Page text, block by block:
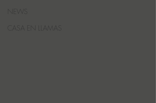
CASA EN LLAMAS